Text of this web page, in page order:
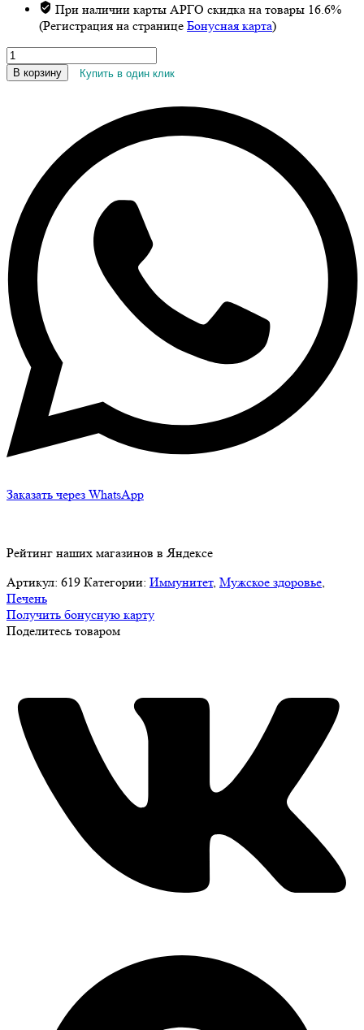
При наличии карты АРГО скидка на товары 16.6%
(Регистрация на странице Бонусная карта)
Количество
товара
Холепаль,
В корзину Купить в один клик
Заказать через WhatsApp
Рейтинг наших магазинов в Яндексе
Артикул: 619 Категории: Иммунитет, Мужское здоровье
Печень
Получить бонусную карту
Поделитесь товаром